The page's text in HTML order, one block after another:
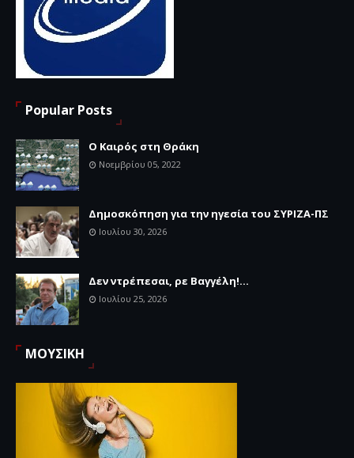
Popular Posts
Ο Καιρός στη Θράκη
Νοεμβρίου 05, 2022
Δημοσκόπηση για την ηγεσία του ΣΥΡΙΖΑ-ΠΣ
Ιουλίου 30, 2026
Δεν ντρέπεσαι, ρε Βαγγέλη!...
Ιουλίου 25, 2026
ΜΟΥΣΙΚΗ